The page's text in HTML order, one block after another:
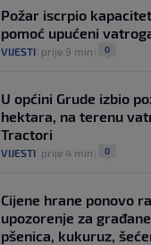
Požar iscrpio
pomoć upućeni
VIJESTI prije 9 min 0
U općini Grude izbio
hektara, na terenu
Tractori
VIJESTI prije 4 min 0
Cijene hrane ponovo
upozorenje za
pšenica, kukuruz,